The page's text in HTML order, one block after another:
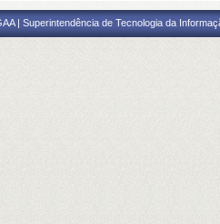
| Superintendência de Tecnologia da